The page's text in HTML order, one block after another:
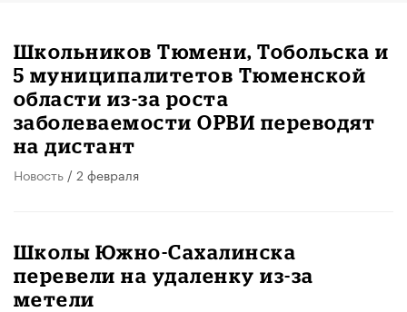
Школьников Тюмени, Тобольска и
5 муниципалитетов Тюменской
области из-за роста
заболеваемости ОРВИ переводят
на дистант
Новость / 2 февраля
Школы Южно-Сахалинска
перевели на удаленку из-за
метели